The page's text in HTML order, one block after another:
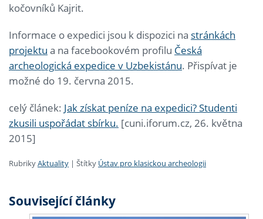
kočovníků Kajrit.
Informace o expedici jsou k dispozici na stránkách
projektu a na facebookovém profilu Česká
archeologická expedice v Uzbekistánu. Přispívat je
možné do 19. června 2015.
celý článek: Jak získat peníze na expedici? Studenti
zkusili uspořádat sbírku. [cuni.iforum.cz, 26. května
2015]
RubrikyAktuality | Štítky Ústav pro klasickou archeologii
Související články